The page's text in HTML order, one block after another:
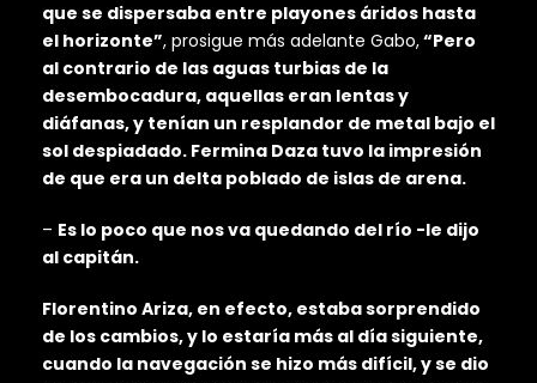
que se dispersaba entre playones áridos hasta
el horizonte”, prosigue más adelante Gabo,“Pero
al contrario de las aguas turbias de la
desembocadura, aquellas eran lentas y
diáfanas, y tenían un resplandor de metal bajo el
sol despiadado. Fermina Daza tuvo la impresión
de que era un delta poblado de islas de arena.
– Es lo poco que nos va quedando del río -le dijo
al capitán.
Florentino Ariza, en efecto, estaba sorprendido
de los cambios, y lo estaría más al día siguiente,
cuando la navegación se hizo más difícil, y se dio